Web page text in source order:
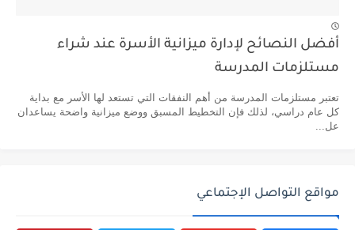
أفضل النصائح لإدارة ميزانية الأسرة عند شراء
مستلزمات المدرسة
تعتبر مستلزمات المدرسة من أهم النفقات التي تستعد لها الأسر مع بداية
كل عام دراسي، لذلك فإن التخطيط المسبق ووضع ميزانية واضحة يساعدان
عل...
مواقع التواصل الإجتماعي